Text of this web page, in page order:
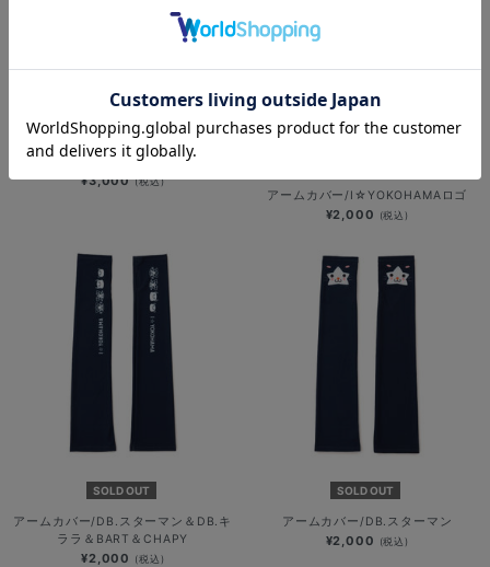
ドッグシャツ/野球未来創造
¥3,000(税込)
アームカバー/I☆YOKOHAMAロゴ
¥2,000 (税込)
SOLD OUT
アームカバー/DB.スターマン＆DB.キ
ララ＆BART＆CHAPY
¥2,000 (税込)
SOLD OUT
アームカバー/DB.スターマン
¥2,000 (税込)